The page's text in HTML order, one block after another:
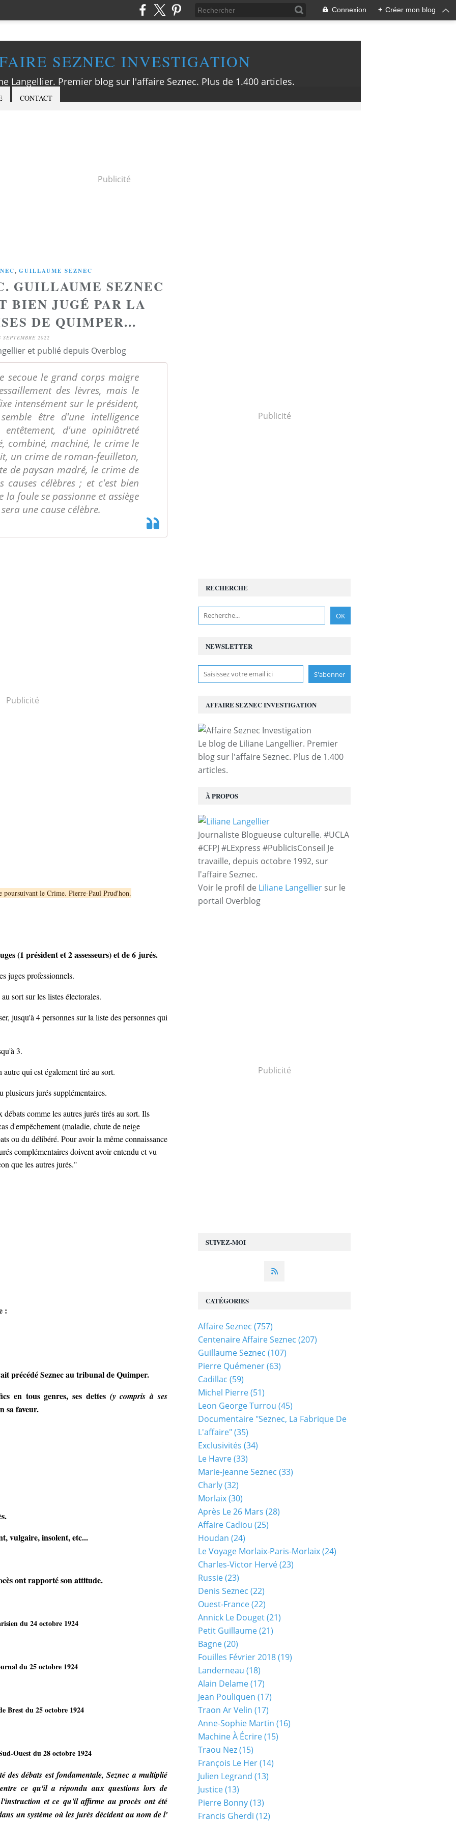
Connexion + Créer mon blog
SEZNEC INVESTIGATION
Langellier. Premier blog sur l'affaire Seznec. Plus de 1.400 articles.
CONTACT
Publicité
, GUILLAUME SEZNEC
GUILLAUME SEZNEC
BIEN JUGÉ PAR LA
DE QUIMPER...
SEPTEMBRE 2022
et publié depuis Overblog
secoue le grand corps maigre
des lèvres, mais le
intensément sur le président,
être d'une intelligence
d'une opiniâtreté
combiné, machiné, le crime le
un crime de roman-feuilleton,
de paysan madré, le crime de
célèbres ; et c'est bien
la foule se passionne et assiège
une cause célèbre.
Publicité
poursuivant le Crime. Pierre-Paul Prud'hon.
(1 président et 2 assesseurs) et de 6 jurés.
assiste le président d'une juridiction
juges professionnels.
sort sur les listes électorales.
jusqu'à 4 personnes sur la liste des personnes qui
représentant les intérêts de la société devant les juridictions
3.
qui est également tiré au sort.
plusieurs jurés supplémentaires.
débats comme les autres jurés tirés au sort. Ils
d'empêchement (maladie, chute de neige
ou du délibéré. Pour avoir la même connaissance
complémentaires doivent avoir entendu et vu
de s'assurer qu'un objet ou un document est bien celui qui a été saisi par un officier de police judiciaire ou un juge d'instruction
que les autres jurés."
:
précédé Seznec au tribunal de Quimper.
en tous genres, ses dettes (y compris à ses
sa faveur.
vulgaire, insolent, etc...
ont rapporté son attitude.
du 24 octobre 1924
du 25 octobre 1924
Brest du 25 octobre 1924
Ouest du 28 octobre 1924
des débats est fondamentale, Seznec a multiplié
entre ce qu'il a répondu aux questions lors de
et ce qu'il affirme au procès ont été
un système où les jurés décident au nom de l'
Publicité
NEWSLETTER
SUIVEZ-MOI
RECHERCHE
AFFAIRE SEZNEC INVESTIGATION
Le blog de Liliane Langellier. Premier
blog sur l'affaire Seznec. Plus de 1.400
articles.
À PROPOS
Journaliste Blogueuse culturelle. #UCLA
#CFPJ #LExpress #PublicisConseil Je
travaille, depuis octobre 1992, sur
l'affaire Seznec.
Voir le profil de Liliane Langellier sur le
portail Overblog
Publicité
CATÉGORIES
Affaire Seznec (757)
Centenaire Affaire Seznec (207)
Guillaume Seznec (107)
Pierre Quémener(63)
Cadillac (59)
Michel Pierre(51)
Leon George Turrou (45)
Documentaire "seznec, La Fabrique De
L'affaire"(35)
Exclusivités (34)
Le Havre(33)
Marie-Jeanne Seznec (33)
Charly(32)
Morlaix(30)
Après Le 26 Mars (28)
Affaire Cadiou (25)
Houdan (24)
Le Voyage Morlaix-Paris-Morlaix(24)
Charles-Victor Hervé(23)
Russie(23)
Denis Seznec (22)
Ouest-France(22)
Annick Le Douget(21)
Petit Guillaume(21)
Bagne(20)
Fouilles Février 2018(19)
Landerneau (18)
Alain Delame(17)
Jean Pouliquen (17)
Traon Ar Velin (17)
Anne-Sophie Martin (16)
Machine À Écrire(15)
Traou Nez(15)
François Le Her(14)
Julien Legrand (13)
Justice(13)
Pierre Bonny(13)
Francis Gherdi (12)